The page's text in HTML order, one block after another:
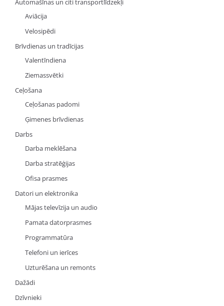
Automašīnas un citi transportlīdzekļi
Aviācija
Velosipēdi
Brīvdienas un tradīcijas
Valentīndiena
Ziemassvētki
Ceļošana
Ceļošanas padomi
Ģimenes brīvdienas
Darbs
Darba meklēšana
Darba stratēģijas
Ofisa prasmes
Datori un elektronika
Mājas televīzija un audio
Pamata datorprasmes
Programmatūra
Telefoni un ierīces
Uzturēšana un remonts
Dažādi
Dzīvnieki